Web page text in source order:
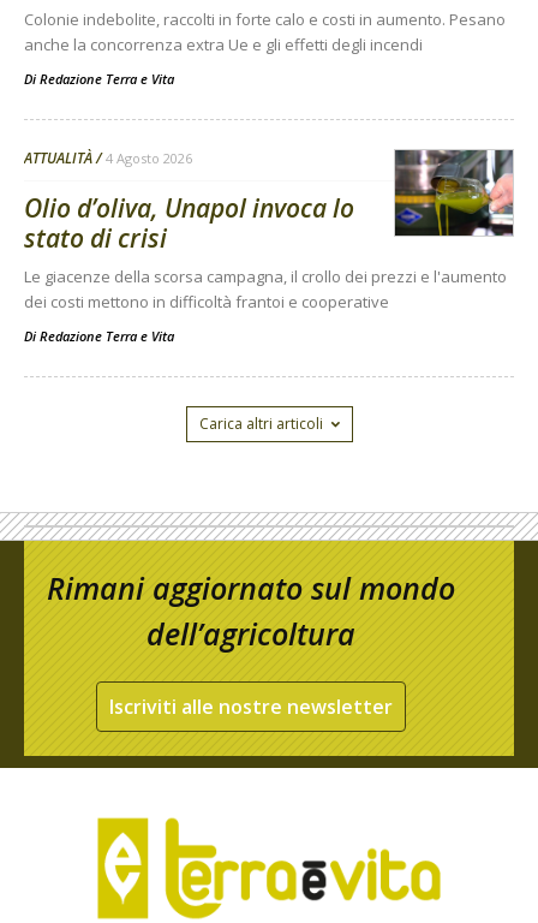
Colonie indebolite, raccolti in forte calo e costi in aumento. Pesano
anche la concorrenza extra Ue e gli effetti degli incendi
Di Redazione Terra e Vita
ATTUALITÀ 4 Agosto 2026
Olio d’oliva, Unapol invoca lo
stato di crisi
Le giacenze della scorsa campagna, il crollo dei prezzi e l'aumento
dei costi mettono in difficoltà frantoi e cooperative
Di Redazione Terra e Vita
Carica altri articoli
Rimani aggiornato sul mondo
dell’agricoltura
Iscriviti alle nostre newsletter